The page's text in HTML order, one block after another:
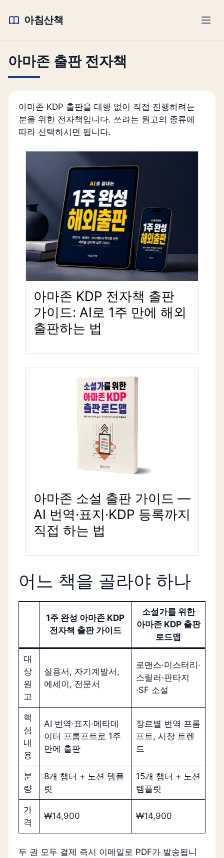
아침산책
아마존 출판 전자책
아마존 KDP 출판을 대행 없이 직접 진행하려는
분을 위한 전자책입니다. 쓰려는 원고의 종류에
따라 선택하시면 됩니다.
아마존 KDP 전자책 출판
가이드: AI로 1주 만에 해외
출판하는 법
아마존 소설 출판 가이드 —
AI 번역·표지·KDP 등록까지
직접 하는 법
어느 책을 골라야 하나
1주 완성 아마존 KDP
전자책 출판 가이드
소설가를 위한
아마존 KDP 출판
로드맵
대
상
원
고
실용서, 자기계발서,
에세이, 전문서
로맨스·미스터리·
스릴러·판타지
·SF 소설
핵
심
내
용
AI 번역·표지·메타데
이터 프롬프트로 1주
만에 출판
장르별 번역 프롬
프트, 시장 트렌
드
분
량
8개 챕터 + 노션 템플
릿
15개 챕터 + 노션
템플릿
가
격
₩14,900 ₩14,900
두 권 모두 결제 즉시 이메일로 PDF가 발송됩니